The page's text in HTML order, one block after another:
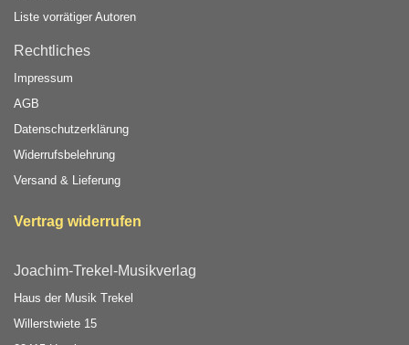
Liste vorrätiger Autoren
Rechtliches
Impressum
AGB
Datenschutzerklärung
Widerrufsbelehrung
Versand & Lieferung
Vertrag widerrufen
Joachim-Trekel-Musikverlag
Haus der Musik Trekel
Willerstwiete 15